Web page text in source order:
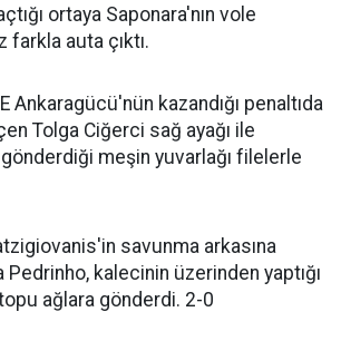
ortaya Saponara'nın vole
auta çıktı.
Ankaragücü'nün kazandığı penaltıda
Tolga Ciğerci sağ ayağı ile
meşin yuvarlağı filelerle
savunma arkasına
kalecinin üzerinden yaptığı
ağlara gönderdi. 2-0